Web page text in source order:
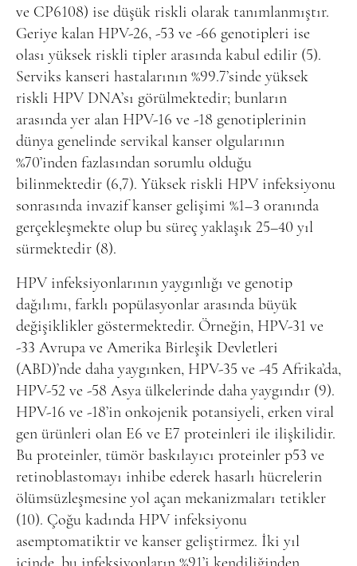
ve CP6108) ise düşük riskli olarak tanımlanmıştır.
Geriye kalan HPV-26, -53 ve -66 genotipleri ise
olası yüksek riskli tipler arasında kabul edilir (5).
Serviks kanseri hastalarının %99.7’sinde yüksek
riskli HPV DNA’sı görülmektedir; bunların
arasında yer alan HPV-16 ve -18 genotiplerinin
dünya genelinde servikal kanser olgularının
%70’inden fazlasından sorumlu olduğu
bilinmektedir (6,7). Yüksek riskli HPV infeksiyonu
sonrasında invazif kanser gelişimi %1–3 oranında
gerçekleşmekte olup bu süreç yaklaşık 25–40 yıl
sürmektedir (8).
HPV infeksiyonlarının yaygınlığı ve genotip
dağılımı, farklı popülasyonlar arasında büyük
değişiklikler göstermektedir. Örneğin, HPV-31 ve
-33 Avrupa ve Amerika Birleşik Devletleri
(ABD)’nde daha yaygınken, HPV-35 ve -45 Afrika’da,
HPV-52 ve -58 Asya ülkelerinde daha yaygındır (9).
HPV-16 ve -18’in onkojenik potansiyeli, erken viral
gen ürünleri olan E6 ve E7 proteinleri ile ilişkilidir.
Bu proteinler, tümör baskılayıcı proteinler p53 ve
retinoblastomayı inhibe ederek hasarlı hücrelerin
ölümsüzleşmesine yol açan mekanizmaları tetikler
(10). Çoğu kadında HPV infeksiyonu
asemptomatiktir ve kanser geliştirmez. İki yıl